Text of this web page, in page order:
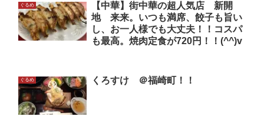
ぐるめ
【中華】街中華の超人気店 新開
地 来来。いつも満席、餃子も旨い
し、お一人様でも大丈夫！！コスパ
も最高。焼肉定食が720円！！(^^)v
ぐるめ くろすけ ＠福崎町！！